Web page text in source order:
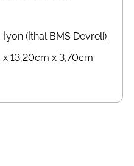
(İthal BMS Devreli)
13,20cm x 3,70cm